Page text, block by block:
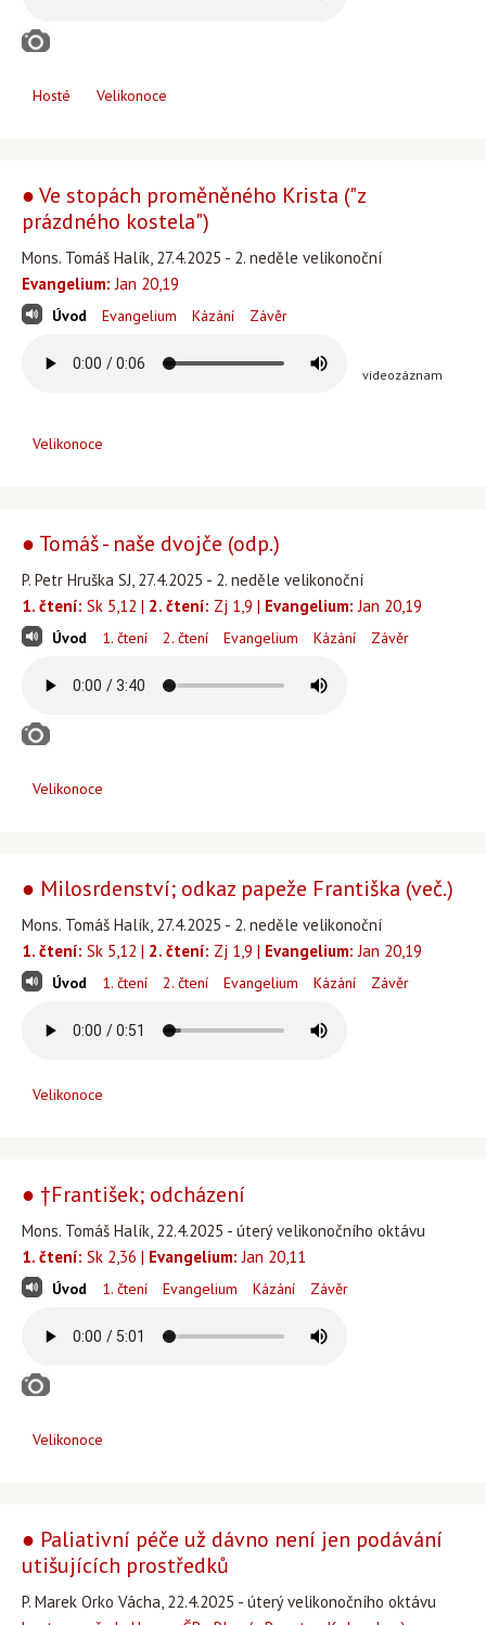
Hosté Velikonoce
● Ve stopách proměněného Krista ("z
prázdného kostela")
Mons. Tomáš Halík, 27.4.2025 - 2. neděle velikonoční
Evangelium: Jan 20,19
Úvod Evangelium Kázání Závěr
videozáznam
Velikonoce
● Tomáš - naše dvojče (odp.)
P. Petr Hruška SJ, 27.4.2025 - 2. neděle velikonoční
1. čtení: Sk 5,12 | 2. čtení: Zj 1,9 | Evangelium: Jan 20,19
Úvod 1. čtení 2. čtení Evangelium Kázání Závěr
Velikonoce
● Milosrdenství; odkaz papeže Františka (več.)
Mons. Tomáš Halík, 27.4.2025 - 2. neděle velikonoční
1. čtení: Sk 5,12 | 2. čtení: Zj 1,9 | Evangelium: Jan 20,19
Úvod 1. čtení 2. čtení Evangelium Kázání Závěr
Velikonoce
● †František; odcházení
Mons. Tomáš Halík, 22.4.2025 - úterý velikonočního oktávu
1. čtení: Sk 2,36 | Evangelium: Jan 20,11
Úvod 1. čtení Evangelium Kázání Závěr
Velikonoce
● Paliativní péče už dávno není jen podávání
utišujících prostředků
P. Marek Orko Vácha, 22.4.2025 - úterý velikonočního oktávu